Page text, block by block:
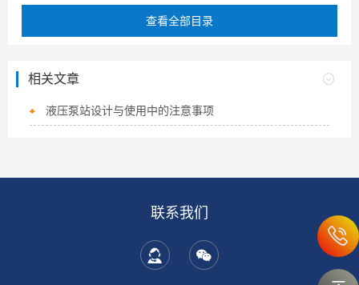
查看全部目录
相关文章
液压泵站设计与使用中的注意事项
联系我们